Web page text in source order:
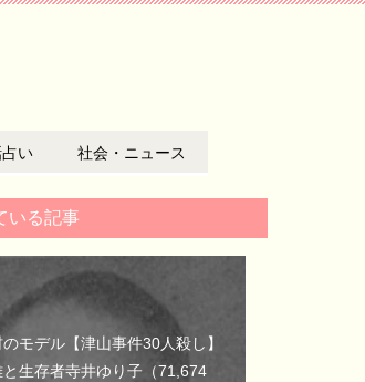
い 社会・ニュース
いる記事
モデル【津山事件30人殺し】
生存者寺井ゆり子 （71,674